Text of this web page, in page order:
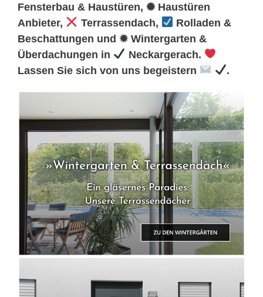
Fensterbau & Haustüren, ✺ Haustüren
Anbieter,
Terrassendach,
Rolladen &
Beschattungen und ✹ Wintergarten &
Überdachungen in
Neckargerach.
Lassen Sie sich von uns begeistern
.